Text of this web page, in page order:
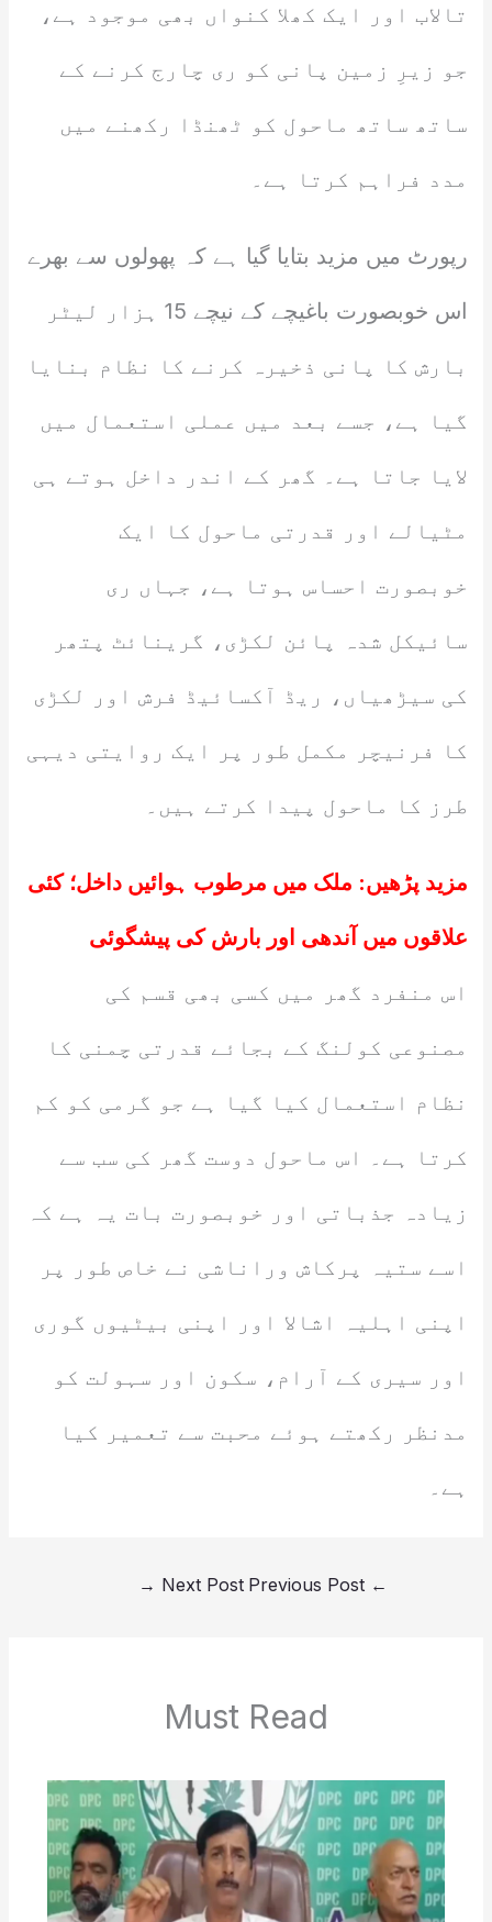
تالاب اور ایک کھلا کنواں بھی موجود ہے،
جو زیرِ زمین پانی کو ری چارج کرنے کے
ساتھ ساتھ ماحول کو ٹھنڈا رکھنے میں
مدد فراہم کرتا ہے۔
رپورٹ میں مزید بتایا گیا ہے کہ پھولوں سے بھرے
اس خوبصورت باغیچے کے نیچے 15 ہزار لیٹر
بارش کا پانی ذخیرہ کرنے کا نظام بنایا
گیا ہے، جسے بعد میں عملی استعمال میں
لایا جاتا ہے۔ گھر کے اندر داخل ہوتے ہی
مٹیالے اور قدرتی ماحول کا ایک
خوبصورت احساس ہوتا ہے، جہاں ری
سائیکل شدہ پائن لکڑی، گرینائٹ پتھر
کی سیڑھیاں، ریڈ آکسائیڈ فرش اور لکڑی
کا فرنیچر مکمل طور پر ایک روایتی دیہی
طرز کا ماحول پیدا کرتے ہیں۔
مزید پڑھیں: ملک میں مرطوب ہوائیں داخل؛ کئی
علاقوں میں آندھی اور بارش کی پیشگوئی
اس منفرد گھر میں کسی بھی قسم کی
مصنوعی کولنگ کے بجائے قدرتی چمنی کا
نظام استعمال کیا گیا ہے جو گرمی کو کم
کرتا ہے۔ اس ماحول دوست گھر کی سب سے
زیادہ جذباتی اور خوبصورت بات یہ ہے کہ
اسے ستیہ پرکاش وراناشی نے خاص طور پر
اپنی اہلیہ اشالا اور اپنی بیٹیوں گوری
اور سیری کے آرام، سکون اور سہولت کو
مدنظر رکھتے ہوئے محبت سے تعمیر کیا
ہے۔
←
Next Post
→
Must Read